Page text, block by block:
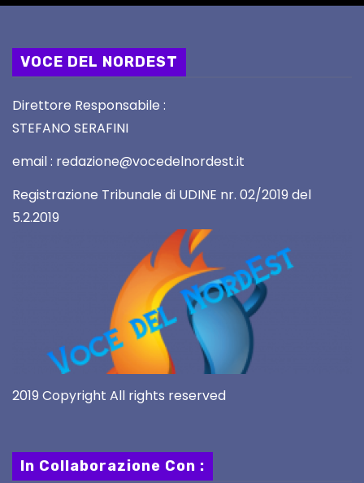
VOCE DEL NORDEST
Direttore Responsabile :
STEFANO SERAFINI
email : redazione@vocedelnordest.it
Registrazione Tribunale di UDINE nr. 02/2019 del
5.2.2019
2019 Copyright All rights reserved
In Collaborazione Con :